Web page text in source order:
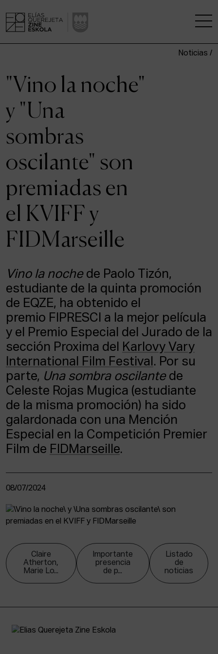
CENTRO DE INVESTIGACIÓN
ESTUDIOS
KINOFABRIKA
COMUNIDAD
LA CASA DEL CINE
ACTUALIDAD
EUS
ESP ENG
Noticias /
"Vino la noche"
y "Una
sombras
oscilante" son
premiadas en
el KVIFF y
FIDMarseille
Vino la nochede Paolo Tizón,
estudiante de la quinta promoción
de EQZE, ha obtenido el
premio FIPRESCI a la mejor película
y el Premio Especial del Jurado de la
sección Proxima del
Karlovy Vary
International Film Festival . Por su
parte, Una sombra oscilantede
Celeste Rojas Mugica (estudiante
de la misma promoción) ha sido
galardonada con una Mención
Especial en la Competición Premier
Film de FIDMarseille.
08/07/2024
Claire
Atherton,
Marie Lo...
Importante
presencia
de p...
Listado
de
noticias